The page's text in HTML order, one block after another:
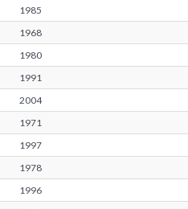
1985
1968
1980
1991
2004
1971
1997
1978
1996